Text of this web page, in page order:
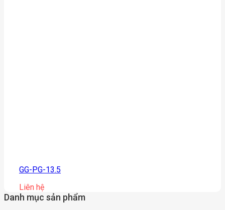
GG-PG-13.5
Liên hệ
Danh mục sản phẩm